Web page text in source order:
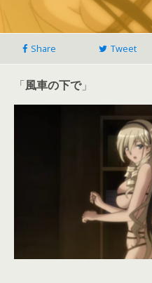
Share Tweet
「風車の下で」